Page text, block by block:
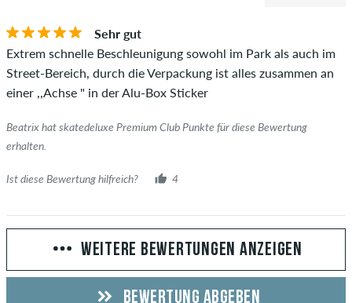
Sehr gut
Extrem schnelle Beschleunigung sowohl im Park als auch im
Street-Bereich, durch die Verpackung ist alles zusammen an
einer ,,Achse " in der Alu-Box Sticker
Beatrix hat skatedeluxe Premium Club Punkte für diese Bewertung
erhalten.
Ist diese Bewertung hilfreich? 4
WEITERE BEWERTUNGEN ANZEIGEN
BEWERTUNG ABGEBEN